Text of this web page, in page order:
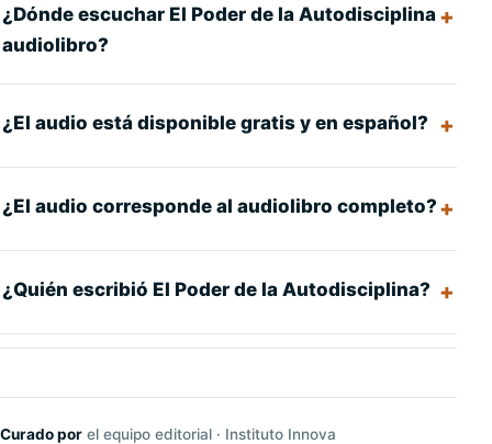
¿Dónde escuchar El Poder de la Autodisciplina
audiolibro?
¿El audio está disponible gratis y en español?
¿El audio corresponde al audiolibro completo?
¿Quién escribió El Poder de la Autodisciplina?
Curado por el equipo editorial · Instituto Innova